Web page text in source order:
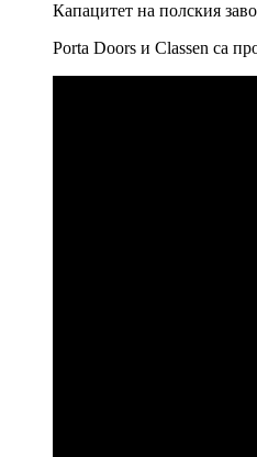
Капацитет на полския
Porta Doors и Classen са